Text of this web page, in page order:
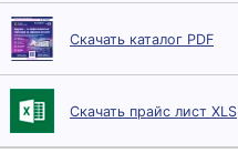
Скачать каталог PDF
Скачать прайс лист XLS